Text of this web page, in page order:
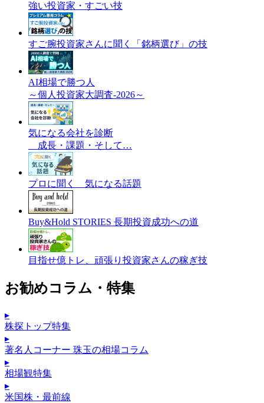
強い投資家・すごい技
すご腕投資家さんに聞く「銘柄選び」の技
AI相場で勝つ人
～個人投資家大調査-2026～
気になる会社を診断
成長・課題・そして…
プロに聞く 気になる話題
Buy&Hold STORIES 長期投資成功への道
目指せ億トレ、頑張り投資家さんの稼ぎ技
お勧めコラム・特集
▸
株探トップ特集
▸
著名人コーナー 珠玉の相場コラム
▸
相場観特集
▸
米国株・最前線